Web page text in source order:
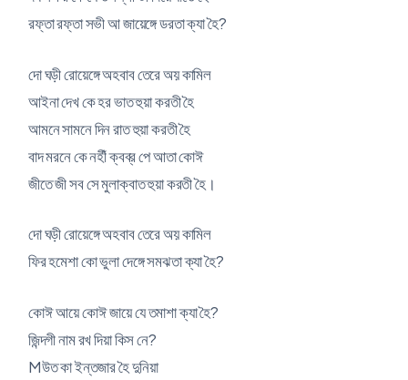
রফ্তা রফ্তা সভী আ জায়েঙ্গে ডরতা ক্যা হৈ?
দো ঘড়ী রোয়েঙ্গে অহবাব তেরে অয় কামিল
আইনা দেখ কে হর ভাত হুয়া করতী হৈ
আমনে সামনে দিন রাত হুয়া করতী হৈ
বাদ মরনে কে নহীঁ ক্বব্র পে আতা কোঈ
জীতে জী সব সে মুলাক্বাত হুয়া করতী হৈ।
দো ঘড়ী রোয়েঙ্গে অহবাব তেরে অয় কামিল
ফির হমেশা কো ভুলা দেঙ্গে সমঝতা ক্যা হৈ?
কোঈ আয়ে কোঈ জায়ে যে তমাশা ক্যা হৈ?
জিন্দগী নাম রখ দিয়া কিস নে?
Mউত কা ইন্তজার হৈ দুনিয়া